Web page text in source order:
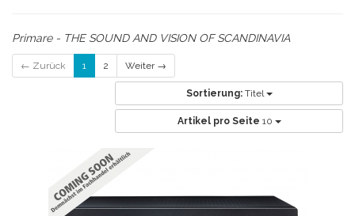
Primare - THE SOUND AND VISION OF SCANDINAVIA
← Zurück 1 2 Weiter →
Sortierung: Titel
Artikel pro Seite 10